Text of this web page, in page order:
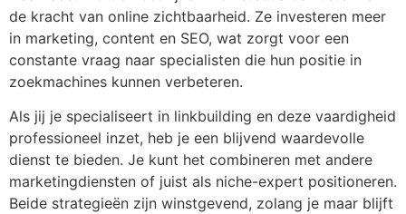
de kracht van online zichtbaarheid. Ze investeren meer
in marketing, content en SEO, wat zorgt voor een
constante vraag naar specialisten die hun positie in
zoekmachines kunnen verbeteren.
Als jij je specialiseert in linkbuilding en deze vaardigheid
professioneel inzet, heb je een blijvend waardevolle
dienst te bieden. Je kunt het combineren met andere
marketingdiensten of juist als niche-expert positioneren.
Beide strategieën zijn winstgevend, zolang je maar blijft